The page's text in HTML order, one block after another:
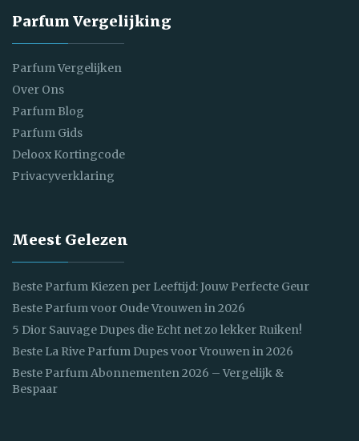
Parfum Vergelijking
Parfum Vergelijken
Over Ons
Parfum Blog
Parfum Gids
Deloox Kortingcode
Privacyverklaring
Meest Gelezen
Beste Parfum Kiezen per Leeftijd: Jouw Perfecte Geur
Beste Parfum voor Oude Vrouwen in 2026
5 Dior Sauvage Dupes die Echt net zo lekker Ruiken!
Beste La Rive Parfum Dupes voor Vrouwen in 2026
Beste Parfum Abonnementen 2026 – Vergelijk &
Bespaar